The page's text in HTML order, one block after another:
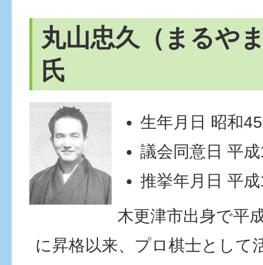
丸山忠久（まるや
氏
生年月日 昭和
議会同意日 平
推挙年月日 平
木更津市出身で平
に昇格以来、プロ棋士として